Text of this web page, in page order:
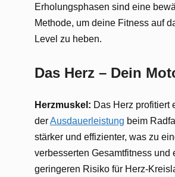
Erholungsphasen sind eine
Methode, um deine Fitness auf
Level zu heben.
Das Herz – Dein
Herzmuskel: Das Herz profitiert
derAusdauerleistung beim
stärker und effizienter, was zu
verbesserten Gesamtfitness und
geringeren Risiko für Herz-